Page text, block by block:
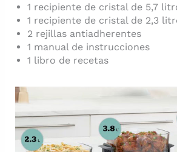
1 recipiente de cristal de 5,7
1 recipiente de cristal de 2,3
2 rejillas antiadherentes
1 manual de instrucciones
1 libro de recetas